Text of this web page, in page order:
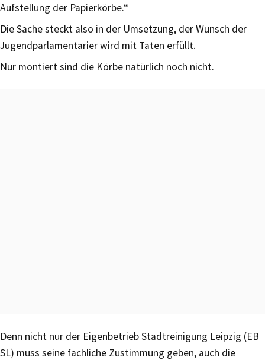
Aufstellung der Papierkörbe.“
Die Sache steckt also in der Umsetzung, der Wunsch der
Jugendparlamentarier wird mit Taten erfüllt.
Nur montiert sind die Körbe natürlich noch nicht.
Denn nicht nur der Eigenbetrieb Stadtreinigung Leipzig (EB
SL) muss seine fachliche Zustimmung geben, auch die